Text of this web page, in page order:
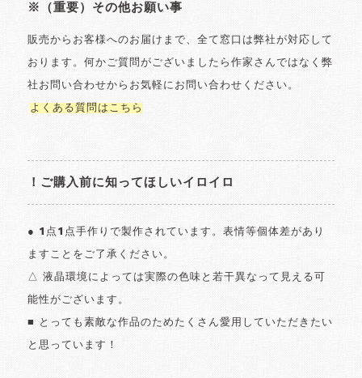
※（重要）その他お願い事
販売からお客様へのお届けまで、全て窓口は弊社が対応して
おります。何かご質問がございましたら作家さんではなく弊
社お問い合わせからお気軽にお問い合わせください。
よくある質問はこちら
！ご購入前に知ってほしいイロイロ
● 1点1点手作りで製作されています。表情等個体差があり
ますことをご了承ください。
△ 液晶環境によっては実際の色味と若干異なって見える可
能性がございます。
■ とっても素敵な作品のためたくさん愛用していただきたい
と思っています！